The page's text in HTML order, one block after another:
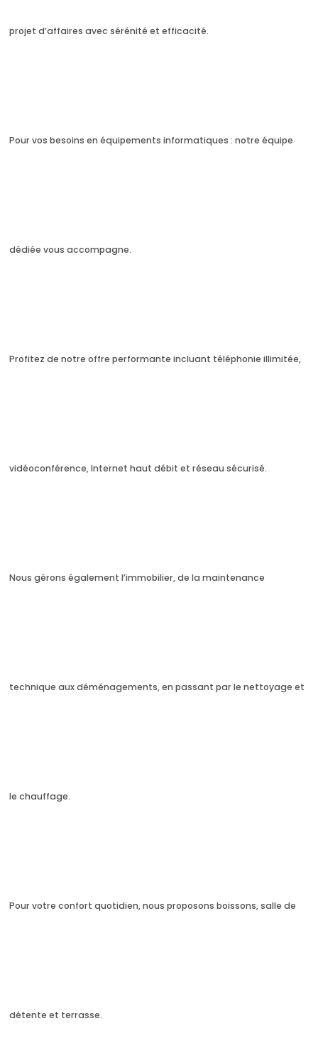
projet d’affaires avec sérénité et efficacité.
Pour vos besoins en équipements informatiques : notre équipe
dédiée vous accompagne.
Profitez de notre offre performante incluant téléphonie illimitée,
vidéoconférence, Internet haut débit et réseau sécurisé.
Nous gérons également l’immobilier, de la maintenance
technique aux déménagements, en passant par le nettoyage et
le chauffage.
Pour votre confort quotidien, nous proposons boissons, salle de
détente et terrasse.